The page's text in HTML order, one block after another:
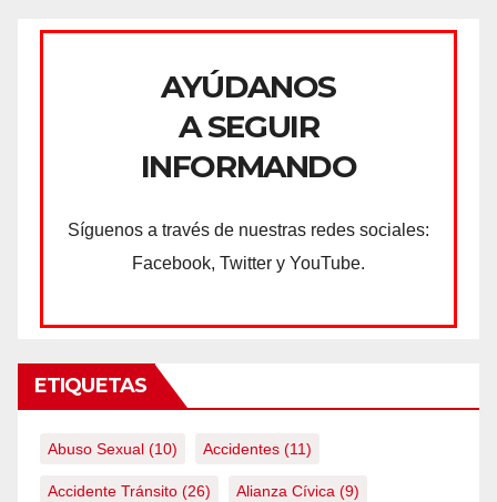
AYÚDANOS
A SEGUIR
INFORMANDO
Síguenos a través de nuestras redes sociales:
Facebook, Twitter y YouTube.
ETIQUETAS
Abuso Sexual (10) Accidentes (11)
Accidente Tránsito (26) Alianza Cívica (9)